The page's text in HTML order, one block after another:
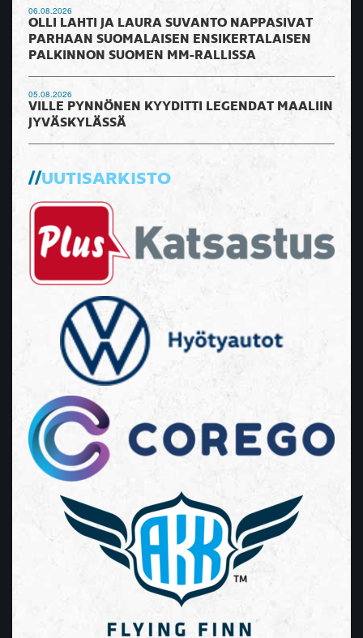
06.08.2026
OLLI LAHTI JA LAURA SUVANTO NAPPASIVAT
PARHAAN SUOMALAISEN ENSIKERTALAISEN
PALKINNON SUOMEN MM-RALLISSA
05.08.2026
VILLE PYNNÖNEN KYYDITTI LEGENDAT MAALIIN
JYVÄSKYLÄSSÄ
UUTISARKISTO